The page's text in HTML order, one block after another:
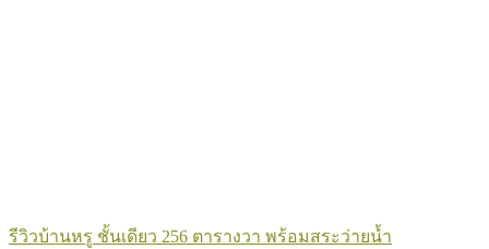
รีวิวบ้านหรู ชั้นเดียว 256 ตารางวา พร้อมสระว่ายน้ำ